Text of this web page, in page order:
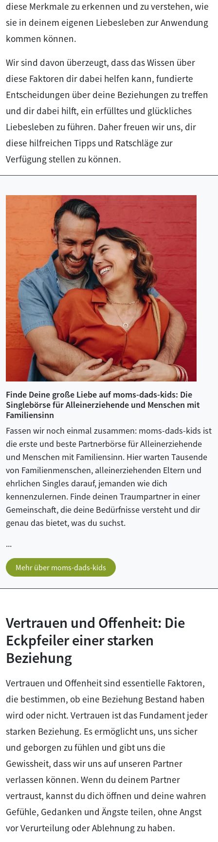
diese Merkmale zu erkennen und zu verstehen, wie
sie in deinem eigenen Liebesleben zur Anwendung
kommen können.
Wir sind davon überzeugt, dass das Wissen über
diese Faktoren dir dabei helfen kann, fundierte
Entscheidungen über deine Beziehungen zu treffen
und dir dabei hilft, ein erfülltes und glückliches
Liebesleben zu führen. Daher freuen wir uns, dir
diese hilfreichen Tipps und Ratschläge zur
Verfügung stellen zu können.
Finde Deine große Liebe auf moms-dads-kids: Die
Singlebörse für Alleinerziehende und Menschen mit
Familiensinn
Fassen wir noch einmal zusammen: moms-dads-kids ist
die erste und beste Partnerbörse für Alleinerziehende
und Menschen mit Familiensinn. Hier warten Tausende
von Familienmenschen, alleinerziehenden Eltern und
ehrlichen Singles darauf, jemanden wie dich
kennenzulernen. Finde deinen Traumpartner in einer
Gemeinschaft, die deine Bedürfnisse versteht und dir
genau das bietet, was du suchst.
...
Mehr über moms-dads-kids
Vertrauen und Offenheit: Die
Eckpfeiler einer starken
Beziehung
Vertrauen und Offenheit sind essentielle Faktoren,
die bestimmen, ob eine Beziehung Bestand haben
wird oder nicht. Vertrauen ist das Fundament jeder
starken Beziehung. Es ermöglicht uns, uns sicher
und geborgen zu fühlen und gibt uns die
Gewissheit, dass wir uns auf unseren Partner
verlassen können. Wenn du deinem Partner
vertraust, kannst du dich öffnen und deine wahren
Gefühle, Gedanken und Ängste teilen, ohne Angst
vor Verurteilung oder Ablehnung zu haben.